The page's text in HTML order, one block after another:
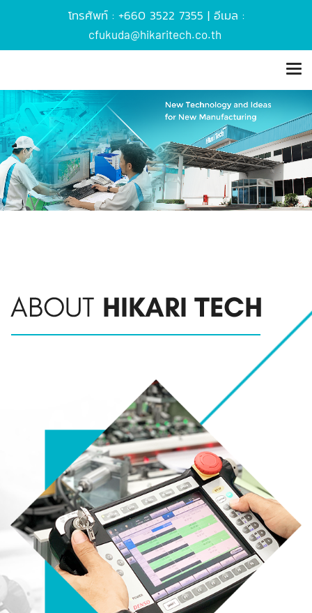
โทรศัพท์ : +660 3522 7355 | อีเมล :
cfukuda@hikaritech.co.th